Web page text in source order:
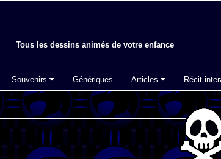
Tous les dessins animés de votre enfance
Souvenirs Génériques Articles Récit